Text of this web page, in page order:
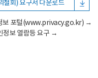
철회) 요구서 다운로드
보 포털(www.privacy.go.kr) →
정보 열람등 요구 →